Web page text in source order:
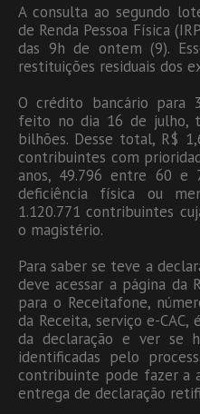
A consulta ao segundo
de Renda Pessoa Física
das 9h de ontem (9).
restituições residuais dos
O crédito bancário para
feito no dia 16 de julho,
bilhões. Desse total, R$
contribuintes com
anos, 49.796 entre 60 e
deficiência física ou
1.120.771 contribuintes
o magistério.
Para saber se teve a
deve acessar a página da
para o Receitafone,
da Receita, serviço e-
da declaração e ver se
identificadas pelo
contribuinte pode fazer a
entrega de declaração